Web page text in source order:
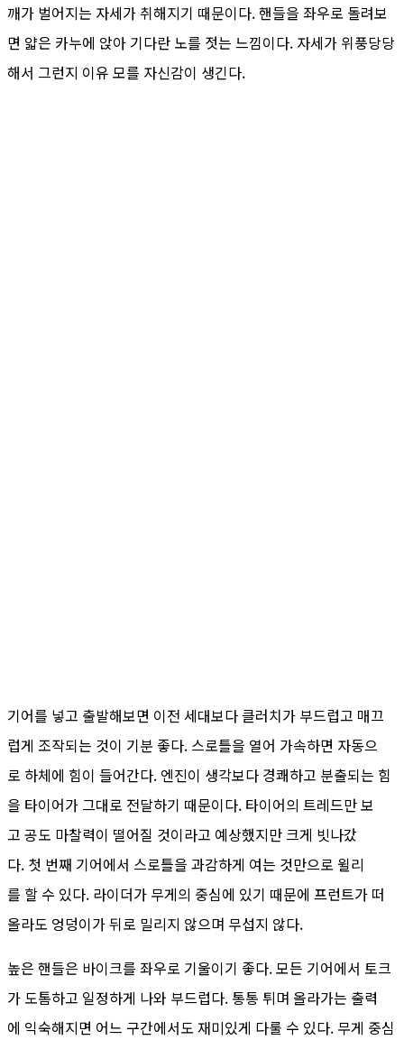
깨가 벌어지는 자세가 취해지기 때문이다. 핸들을 좌우로 돌려보
면 얇은 카누에 앉아 기다란 노를 젓는 느낌이다. 자세가 위풍당당
해서 그런지 이유 모를 자신감이 생긴다.
기어를 넣고 출발해보면 이전 세대보다 클러치가 부드럽고 매끄
럽게 조작되는 것이 기분 좋다. 스로틀을 열어 가속하면 자동으
로 하체에 힘이 들어간다. 엔진이 생각보다 경쾌하고 분출되는 힘
을 타이어가 그대로 전달하기 때문이다. 타이어의 트레드만 보
고 공도 마찰력이 떨어질 것이라고 예상했지만 크게 빗나갔
다. 첫 번째 기어에서 스로틀을 과감하게 여는 것만으로 윌리
를 할 수 있다. 라이더가 무게의 중심에 있기 때문에 프런트가 떠
올라도 엉덩이가 뒤로 밀리지 않으며 무섭지 않다.
높은 핸들은 바이크를 좌우로 기울이기 좋다. 모든 기어에서 토크
가 도톰하고 일정하게 나와 부드럽다. 통통 튀며 올라가는 출력
에 익숙해지면 어느 구간에서도 재미있게 다룰 수 있다. 무게 중심